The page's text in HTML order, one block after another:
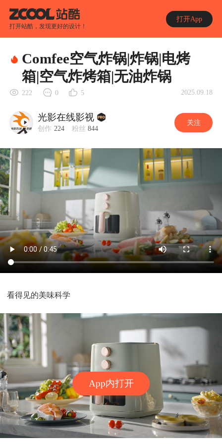
打开站酷，发现更好的设计！
打开App
App内打开
Comfee空气炸锅|炸锅|电烤
箱|空气炸烤箱|无油炸锅
222 0 5 2025.09.18
光影在线影视
创作 224 粉丝 844
关注
看得见的美味科学